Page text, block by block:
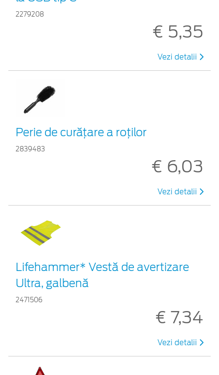
2279208
€ 5,35
Vezi detalii
Perie de curățare a roților
2839483
€ 6,03
Vezi detalii
Lifehammer* Vestă de avertizare
Ultra, galbenă
2471506
€ 7,34
Vezi detalii